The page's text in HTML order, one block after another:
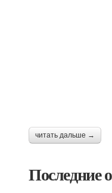
читать дальше →
Последние